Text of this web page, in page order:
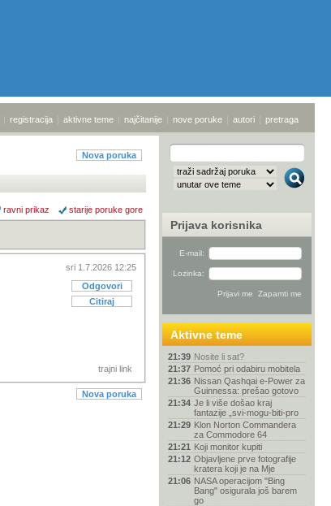
| registracija | aktivne teme | najčitanije | nove poruke | autori | pretraga
Nova poruka
ravni prikaz starije poruke gore
sri 1.7.2026 12:25
Odgovori
Citiraj
trajni link
Nova poruka
Prijava korisnika
E-mail:
Lozinka:
Aktivne teme
21:39 Nosite li sat?
21:37 Pomoć pri odabiru mobitela
21:36 Nissan Qashqai e-Power za
Guinnessa: prešao gotovo
21:34 Je li više došao kraj
fantazije „svi-mogu-biti-pro
21:29 Klon Norton Commandera
za Commodore 64
21:21 Koji monitor kupiti
21:12 Objavljene prve fotografije
kratera koji je na Mje
21:06 NASA operacijom "Bing
Bang" osigurala još barem
go